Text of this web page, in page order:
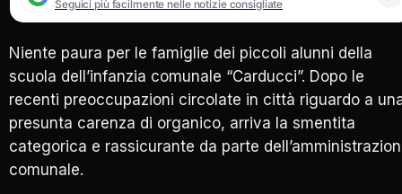
Seguici più facilmente nelle notizie consigliate
Niente paura per le famiglie dei piccoli alunni della
scuola dell’infanzia comunale “Carducci”. Dopo le
recenti preoccupazioni circolate in città riguardo a
presunta carenza di organico, arriva la smentita
categorica e rassicurante da parte
comunale.